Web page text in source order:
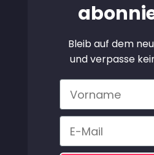
Bleib auf dem
und verpasse
Vorname
Email